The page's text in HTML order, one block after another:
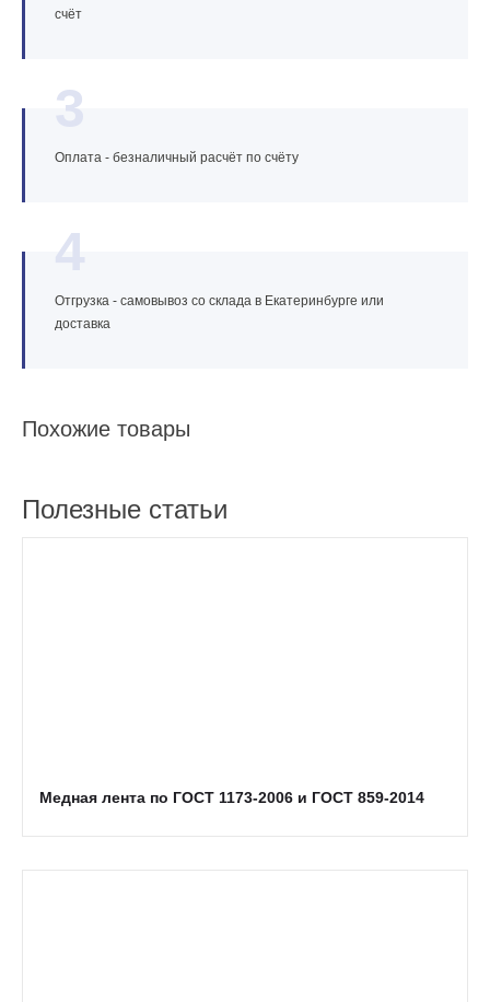
счёт
3
Оплата - безналичный расчёт по счёту
4
Отгрузка - самовывоз со склада в Екатеринбурге или
доставка
Похожие товары
Полезные статьи
Медная лента по ГОСТ 1173-2006 и ГОСТ 859-2014